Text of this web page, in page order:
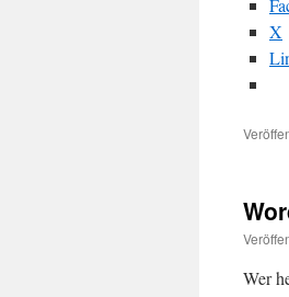
X
Wer